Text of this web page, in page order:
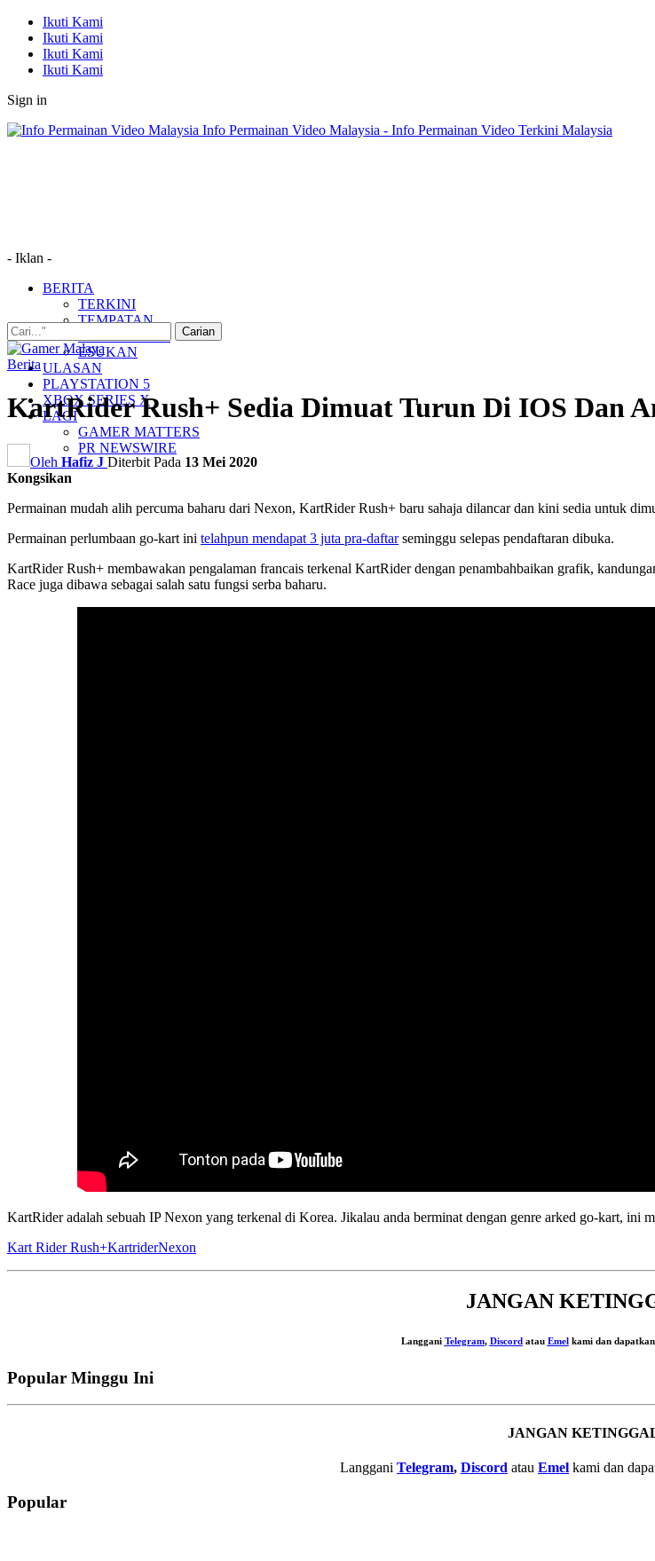
Ikuti Kami
Ikuti Kami
Ikuti Kami
Ikuti Kami
Sign in
Info Permainan Video Malaysia - Info Permainan Video Terkini Malaysia
- Iklan -
BERITA
TERKINI
TEMPATAN
ESUKAN
ULASAN
PLAYSTATION 5
XBOX SERIES X
LAGI
GAMER MATTERS
PR NEWSWIRE
Berita
KartRider Rush+ Sedia Dimuat Turun Di IOS Dan
Oleh Hafiz J Diterbit Pada 13 Mei 2020
Kongsikan
Permainan mudah alih percuma baharu dari Nexon, KartRider Rush+ baru sahaja dilancar dan kini sedia untuk
Permainan perlumbaan go-kart ini telahpun mendapat 3 juta pra-daftarseminggu selepas pendaftaran dibuka.
KartRider Rush+ membawakan pengalaman francais terkenal KartRider dengan penambahbaikan grafik,
Race juga dibawa sebagai salah satu fungsi serba baharu.
KartRider adalah sebuah IP Nexon yang terkenal di Korea. Jikalau anda berminat dengan genre arked go-kart, ini
Kart Rider Rush+KartriderNexon
JANGAN
Langgani Telegram, Discordatau Emel kami dan
Popular Minggu Ini
JANGAN
Langgani Telegram, Discord atau Emel kami dan
Popular